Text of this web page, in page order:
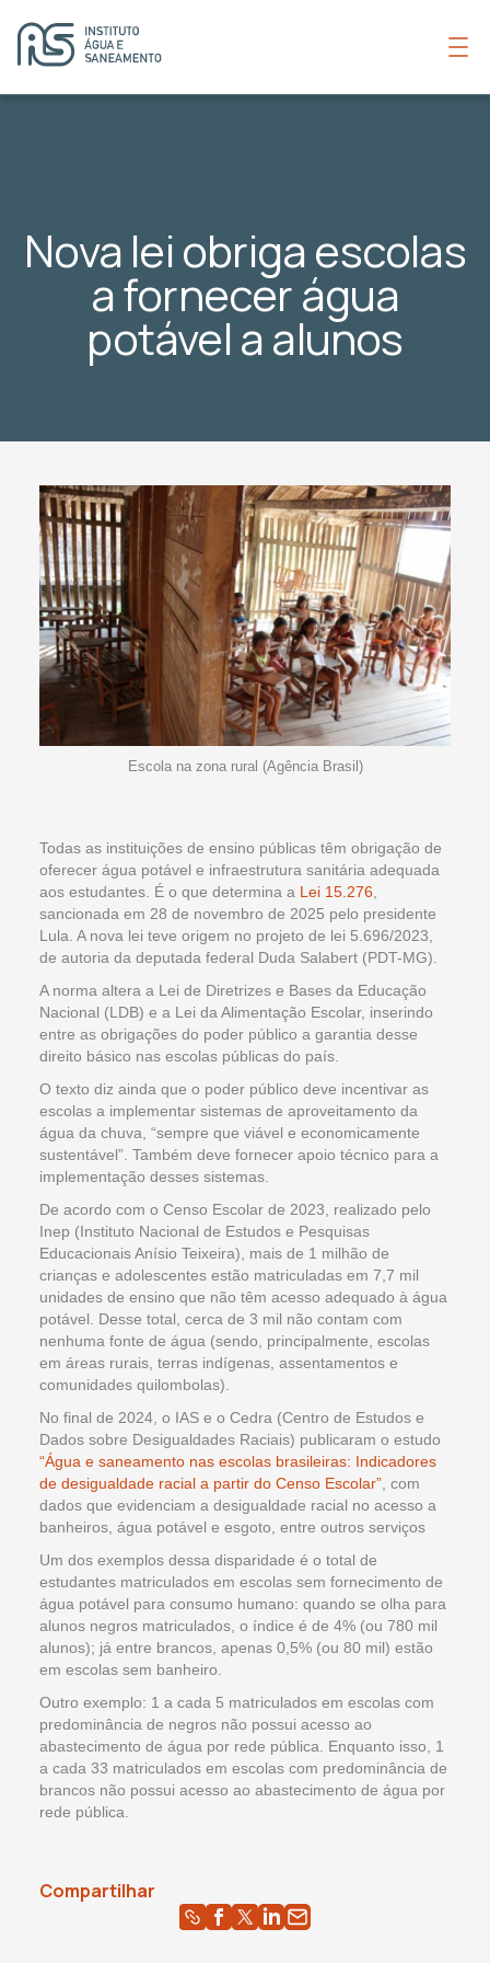
Nova lei obriga escolas
a fornecer água
potável a alunos
Escola na zona rural (Agência Brasil)
Todas as instituições de ensino públicas têm obrigação de
oferecer água potável e infraestrutura sanitária adequada
aos estudantes. É o que determina a Lei 15.276
sancionada em 28 de novembro de 2025 pelo presidente
Lula. A nova lei teve origem no projeto de lei 5.696/2023,
de autoria da deputada federal Duda Salabert (PDT-MG).
A norma altera a Lei de Diretrizes e Bases da Educação
Nacional (LDB) e a Lei da Alimentação Escolar, inserindo
entre as obrigações do poder público a garantia desse
direito básico nas escolas públicas do país.
O texto diz ainda que o poder público deve incentivar as
escolas a implementar sistemas de aproveitamento da
água da chuva, “sempre que viável e economicamente
sustentável”. Também deve fornecer apoio técnico para a
implementação desses sistemas.
De acordo com o Censo Escolar de 2023, realizado pelo
Inep (Instituto Nacional de Estudos e Pesquisas
Educacionais Anísio Teixeira), mais de 1 milhão de
crianças e adolescentes estão matriculadas em 7,7 mil
unidades de ensino que não têm acesso adequado à água
potável. Desse total, cerca de 3 mil não contam com
nenhuma fonte de água (sendo, principalmente, escolas
em áreas rurais, terras indígenas, assentamentos e
comunidades quilombolas).
No final de 2024, o IAS e o Cedra (Centro de Estudos e
Dados sobre Desigualdades Raciais) publicaram o estudo
“Água e saneamento nas escolas brasileiras: Indicadores
de desigualdade racial a partir do Censo Escolar” , com
dados que evidenciam a desigualdade racial no acesso a
banheiros, água potável e esgoto, entre outros serviços
Um dos exemplos dessa disparidade é o total de
estudantes matriculados em escolas sem fornecimento de
água potável para consumo humano: quando se olha para
alunos negros matriculados, o índice é de 4% (ou 780 mil
alunos); já entre brancos, apenas 0,5% (ou 80 mil) estão
em escolas sem banheiro.
Outro exemplo: 1 a cada 5 matriculados em escolas com
predominância de negros não possui acesso ao
abastecimento de água por rede pública. Enquanto isso, 1
a cada 33 matriculados em escolas com predominância de
brancos não possui acesso ao abastecimento de água por
rede pública.
Compartilhar